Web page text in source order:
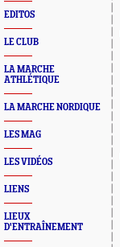
EDITOS
LE CLUB
LA MARCHE
ATHLÉTIQUE
LA MARCHE NORDIQUE
LES MAG
LES VIDÉOS
LIENS
LIEUX
D'ENTRAÎNEMENT